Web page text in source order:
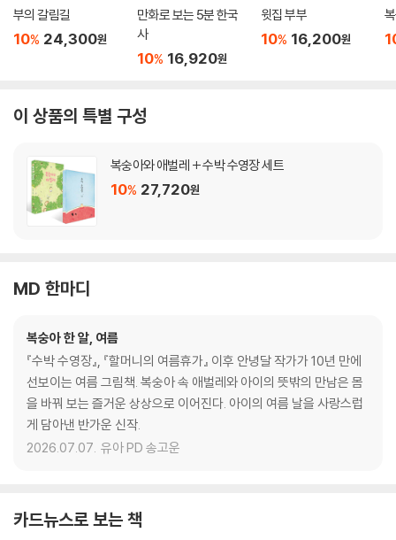
부의 갈림길
10% 24,300원
만화로 보는 5분 한국
사
10% 16,920원
윗집 부부
10% 16,200원
이 상품의 특별 구성
복숭아와 애벌레 + 수박 수영장 세트
10% 27,720원
MD 한마디
복숭아 한 알, 여름
『수박 수영장』, 『할머니의 여름휴가』 이후 안녕달 작가가 10년 만에
선보이는 여름 그림책. 복숭아 속 애벌레와 아이의 뜻밖의 만남은 몸
을 바꿔 보는 즐거운 상상으로 이어진다. 아이의 여름 날을 사랑스럽
게 담아낸 반가운 신작.
2026.07.07. 유아 PD 송고운
카드뉴스로 보는 책